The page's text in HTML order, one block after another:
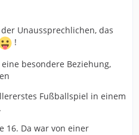
Unaussprechlichen, das
!
besondere Beziehung,
Fußballspiel in einem
16. Da war von einer